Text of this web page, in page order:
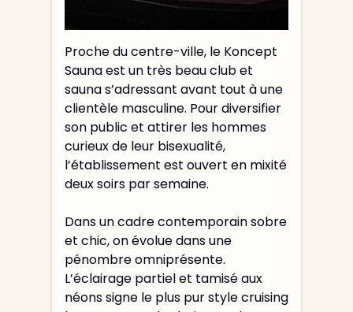
Proche du centre-ville, le Koncept
Sauna est un très beau club et
sauna s’adressant avant tout à une
clientèle masculine. Pour diversifier
son public et attirer les hommes
curieux de leur bisexualité,
l’établissement est ouvert en mixité
deux soirs par semaine.
Dans un cadre contemporain sobre
et chic, on évolue dans une
pénombre omniprésente.
L’éclairage partiel et tamisé aux
néons signe le plus pur style cruising